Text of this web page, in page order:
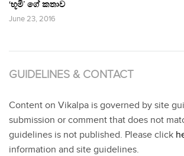
‘භූමි’ ගේ කතාව
June 23, 2016
GUIDELINES & CONTACT
Content on Vikalpa is governed by site
submission or comment that does not
guidelines is not published. Please click
information and site guidelines.